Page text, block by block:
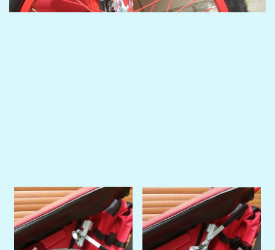
Previous Next